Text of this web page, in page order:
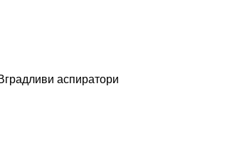
аспиратори